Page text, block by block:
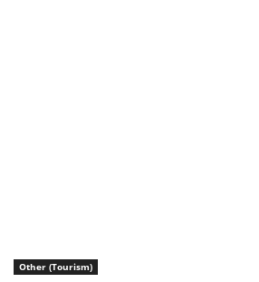
Other (Tourism)